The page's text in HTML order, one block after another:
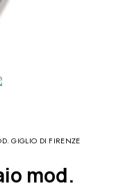
GIGLIO DI FIRENZE